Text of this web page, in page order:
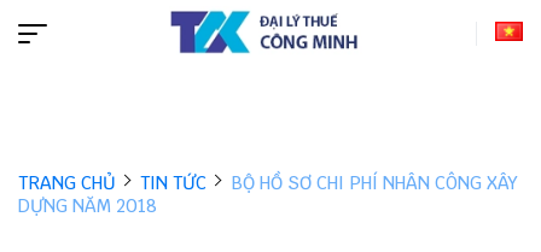
TRANG CHỦ TIN TỨC
BỘ HỒ SƠ CHI PHÍ NHÂN CÔNG XÂY
DỰNG NĂM 2018